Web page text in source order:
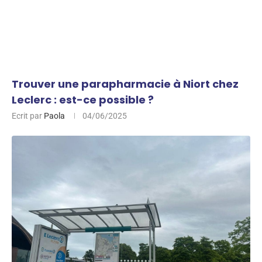
Trouver une parapharmacie à Niort chez
Leclerc : est-ce possible ?
Ecrit par Paola 04/06/2025